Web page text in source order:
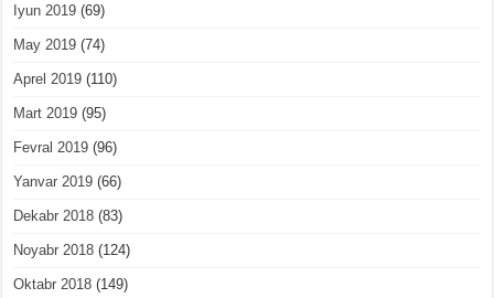
Iyun 2019 (69)
May 2019 (74)
Aprel 2019 (110)
Mart 2019 (95)
Fevral 2019 (96)
Yanvar 2019 (66)
Dekabr 2018 (83)
Noyabr 2018 (124)
Oktabr 2018 (149)